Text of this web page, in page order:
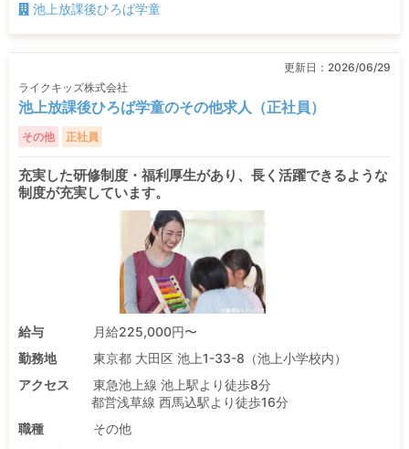
池上放課後ひろば学童
更新日： 2026/06/29
ライクキッズ株式会社
池上放課後ひろば学童のその他求人（正社員）
その他 正社員
充実した研修制度・福利厚生があり、長く活躍できるような
制度が充実しています。
給与
月給225,000円〜
勤務地
東京都 大田区 池上1-33-8（池上小学校内）
アクセス
東急池上線 池上駅より徒歩8分
都営浅草線 西馬込駅より徒歩16分
職種
その他